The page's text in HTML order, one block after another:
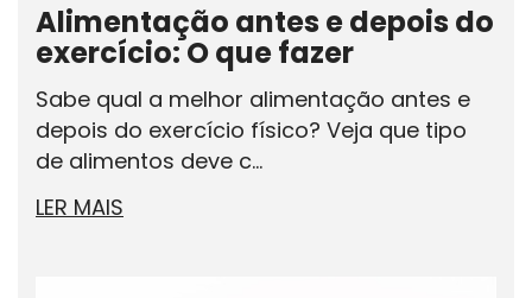
Alimentação antes e depois do
exercício: O que fazer
Sabe qual a melhor alimentação antes e
depois do exercício físico? Veja que tipo
de alimentos deve c...
LER MAIS